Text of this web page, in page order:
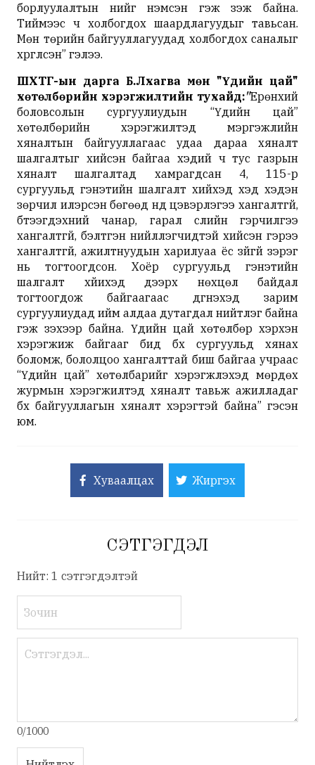
борлуулалтын үнийг нэмсэн гэж үзэж байна.
Тиймээс ч холбогдох шаардлагуудыг тавьсан.
Мөн төрийн байгууллагуудад холбогдох саналыг
хүргүүлсэн” гэлээ.
ШӨХТГ-ын дарга Б.Лхагва мөн "Үдийн цай"
хөтөлбөрийн хэрэгжилтийн тухайд:"Ерөнхий
боловсолын сургуулиудын “Үдийн цай”
хөтөлбөрийн хэрэгжилтэд мэргэжлийн
хяналтын байгууллагаас удаа дараа хяналт
шалгалтыг хийсэн байгаа хэдий ч тус газрын
хяналт шалгалтад хамрагдсан 4, 115-р
сургуульд гэнэтийн шалгалт хийхэд хэд хэдэн
зөрчил илэрсэн бөгөөд үүнд цэвэрлэгээ хангалтгүй,
бүтээгдэхүүний чанар, гарал үүслийн гэрчилгээ
хангалтгүй, бэлтгэн нийлүүлэгчидтэй хийсэн гэрээ
хангалтгүй, ажилтнуудын харилуаа ёс зүйгүй зэрэг
нь тогтоогдсон. Хоёр сургуульд гэнэтийн
шалгалт хйихэд дээрх нөхцөл байдал
тогтоогдож байгаагаас дүгнэхэд зарим
сургуулиудад ийм алдаа дутагдал нийтлэг байна
гэж үзэхээр байна. Үдийн цай хөтөлбөр хэрхэн
хэрэгжиж байгааг бид бүх сургуульд хянах
боломж, бололцоо хангалттай биш байгаа учраас
“Үдийн цай” хөтөлбарийг хэрэгжүүлэхэд мөрдөх
журмын хэрэгжилтэд хяналт тавьж ажилладаг
бүх байгууллагын хяналт хэрэгтэй байна” гэсэн
юм.
Хуваалцах Жиргэх
СЭТГЭГДЭЛ
Нийт: 1 сэтгэгдэлтэй
0/1000